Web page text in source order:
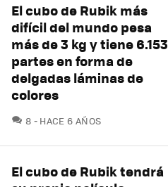
El cubo de Rubik más
difícil del mundo pesa
más de 3 kg y tiene 6.153
partes en forma de
delgadas láminas de
colores
8 COMENTARIOS
HACE 6 AÑOS
El cubo de Rubik tendrá